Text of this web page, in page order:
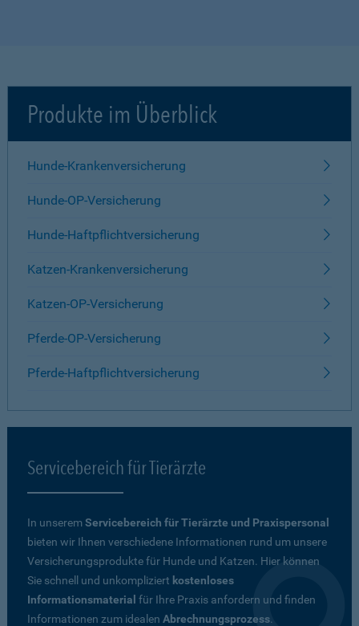
Produkte im Überblick
Hunde-Krankenversicherung
Hunde-OP-Versicherung
Hunde-Haftpflichtversicherung
Katzen-Krankenversicherung
Katzen-OP-Versicherung
Pferde-OP-Versicherung
Pferde-Haftpflichtversicherung
Servicebereich für Tierärzte
In unseremServicebereich für Tierärzte und Praxispersonal
bieten wir Ihnen verschiedene Informationen rund um unsere
Versicherungsprodukte für Hunde und Katzen. Hier können
Sie schnell und unkompliziert kostenloses
Informationsmaterial für Ihre Praxis anfordern und finden
Informationen zum idealen Abrechnungsprozess.